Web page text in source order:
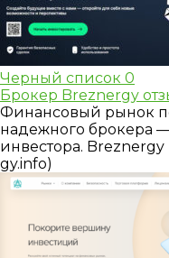
Черный список 0
Брокер Breznergy
Финансовый рынок
надежного брокера
инвестора.
gy.info)